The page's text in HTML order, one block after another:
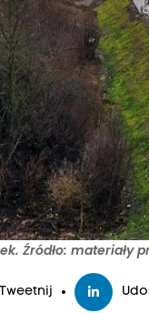
Źródło: materiały
Tweetnij